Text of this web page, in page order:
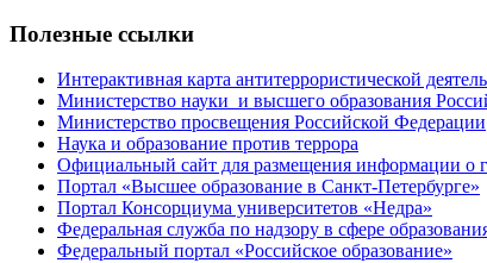
Полезные ссылки
Интерактивная карта антитеррористической
Министерство науки и высшего образования
Министерство просвещения Российской Федерации
Наука и образование против террора
Официальный сайт для размещения информации о
Портал «Высшее образование в Санкт-Петербурге»
Портал Консорциума университетов «Недра»
Федеральная служба по надзору в сфере
Федеральный портал «Российское образование»